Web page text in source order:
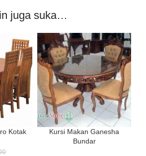
juga suka…
Kotak
Kursi Makan Ganesha
Bundar